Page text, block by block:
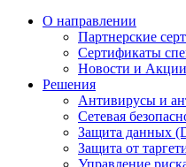
О направлении
Партнерские
Сертификаты
Новости и Акции
Решения
Антивирусы и
Сетевая
Защита данных
Защита от
Управление